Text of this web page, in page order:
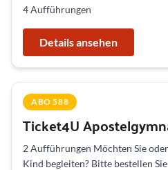
4 Aufführungen
Details ansehen
ABO 588
Ticket4U
2 Aufführungen Möchten Sie
Kind begleiten? Bitte bestellen Sie